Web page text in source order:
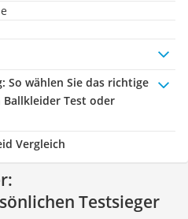
: So wählen Sie das richtige
Test oder
Vergleich
Testsieger